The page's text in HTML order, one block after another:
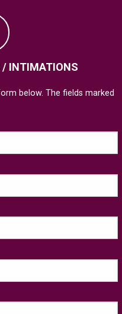
/ INTIMATIONS
below. The fields marked